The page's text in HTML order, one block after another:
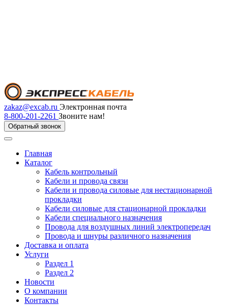
zakaz@excab.ru Электронная почта
8-800-201-2261 Звоните нам!
Обратный звонок
Главная
Каталог
Кабель контрольный
Кабели и провода связи
Кабели и провода силовые для нестационарной
прокладки
Кабели силовые для стационарной прокладки
Кабели специального назначения
Провода для воздушных линий электропередач
Провода и шнуры различного назначения
Доставка и оплата
Услуги
Раздел 1
Раздел 2
Новости
О компании
Контакты